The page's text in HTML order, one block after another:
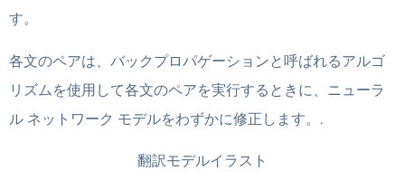
す。
各文のペアは、バックプロパゲーションと呼ばれるアルゴ
リズムを使用して各文のペアを実行するときに、ニューラ
ル ネットワーク モデルをわずかに修正します。.
翻訳モデルイラスト